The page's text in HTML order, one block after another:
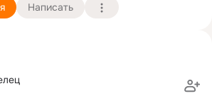
Написать